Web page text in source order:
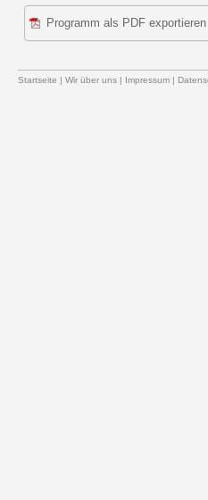
Programm als PDF exportieren
Startseite | Wir über uns | Impressum |